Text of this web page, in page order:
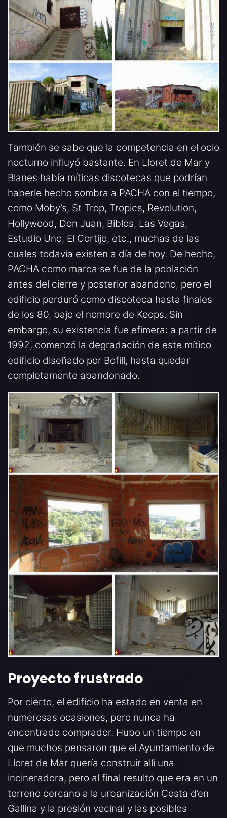
También se sabe que la competencia en el ocio
nocturno influyó bastante. En Lloret de Mar y
Blanes había míticas discotecas que podrían
haberle hecho sombra a PACHA con el tiempo,
como Moby’s, St Trop, Tropics, Revolution,
Hollywood, Don Juan, Biblos, Las Vegas,
Estudio Uno, El Cortijo, etc., muchas de las
cuales todavía existen a día de hoy. De hecho,
PACHA como marca se fue de la población
antes del cierre y posterior abandono, pero el
edificio perduró como discoteca hasta finales
de los 80, bajo el nombre de Keops. Sin
embargo, su existencia fue efímera: a partir de
1992, comenzó la degradación de este mítico
edificio diseñado por Bofill, hasta quedar
completamente abandonado.
Proyecto frustrado
Por cierto, el edificio ha estado en venta en
numerosas ocasiones, pero nunca ha
encontrado comprador. Hubo un tiempo en
que muchos pensaron que el Ayuntamiento de
Lloret de Mar quería construir allí una
incineradora, pero al final resultó que era en un
terreno cercano a la urbanización Costa d’en
Gallina y la presión vecinal y las posibles